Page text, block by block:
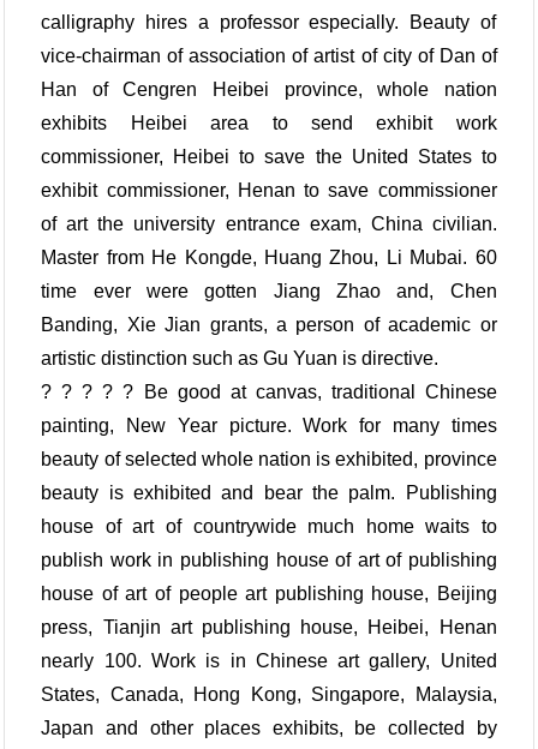
calligraphy hires a professor especially. Beauty of
vice-chairman of association of artist of city of Dan of
Han of Cengren Heibei province, whole nation
exhibits Heibei area to send exhibit work
commissioner, Heibei to save the United States to
exhibit commissioner, Henan to save commissioner
of art the university entrance exam, China civilian.
Master from He Kongde, Huang Zhou, Li Mubai. 60
time ever were gotten Jiang Zhao and, Chen
Banding, Xie Jian grants, a person of academic or
artistic distinction such as Gu Yuan is directive.
? ? ? ? ? Be good at canvas, traditional Chinese
painting, New Year picture. Work for many times
beauty of selected whole nation is exhibited, province
beauty is exhibited and bear the palm. Publishing
house of art of countrywide much home waits to
publish work in publishing house of art of publishing
house of art of people art publishing house, Beijing
press, Tianjin art publishing house, Heibei, Henan
nearly 100. Work is in Chinese art gallery, United
States, Canada, Hong Kong, Singapore, Malaysia,
Japan and other places exhibits, be collected by